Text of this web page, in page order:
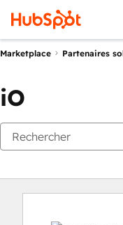
Marketplace Partenaires
iO